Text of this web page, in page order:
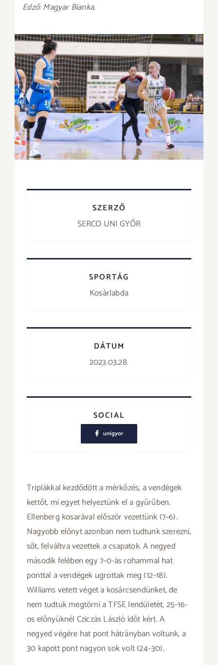
Edző: Magyar Bianka.
SZERZŐ
SERCO UNI GYŐR
SPORTÁG
Kosárlabda
DÁTUM
2023.03.28.
SOCIAL
unigyor
Triplákkal kezdődött a mérkőzés, a vendégek
kettőt, mi egyet helyeztünk el a gyűrűben.
Ellenberg kosarával először vezettünk (7–6).
Nagyobb előnyt azonban nem tudtunk szerezni,
sőt, felváltva vezettek a csapatok. A negyed
második felében egy 7–0-ás rohammal hat
ponttal a vendégek ugrottak meg (12–18).
Williams vetett véget a kosárcsendünket, de
nem tudtuk megtörni a TFSE lendületét, 25–16-
os előnyüknél Cziczás László időt kért. A
negyed végére hat pont hátrányban voltunk, a
30 kapott pont nagyon sok volt (24–30).